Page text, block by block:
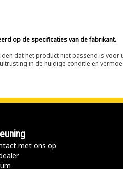
op de specificaties van de fabrikant.
dat het product niet passend is
in de huidige conditie en
met ons op